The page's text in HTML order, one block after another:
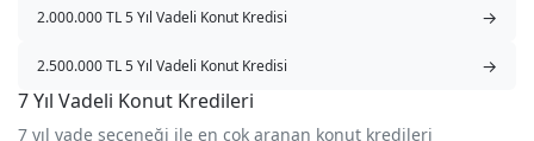
2.000.000 TL 5 Yıl Vadeli Konut Kredisi →
2.500.000 TL 5 Yıl Vadeli Konut Kredisi →
7 Yıl Vadeli Konut Kredileri
7 yıl vade seçeneği ile en çok aranan konut kredileri